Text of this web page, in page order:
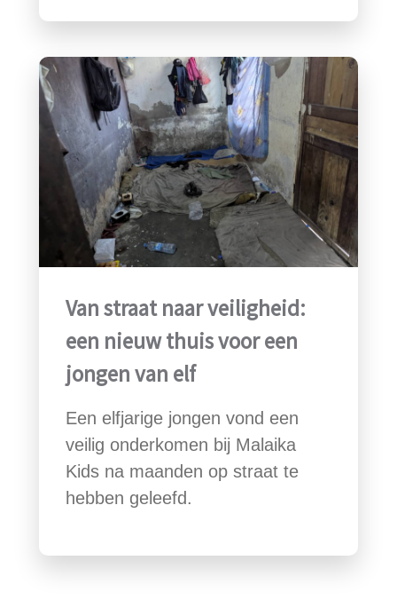
Van straat naar veiligheid:
een nieuw thuis voor een
jongen van elf
Een elfjarige jongen vond een
veilig onderkomen bij Malaika
Kids na maanden op straat te
hebben geleefd.